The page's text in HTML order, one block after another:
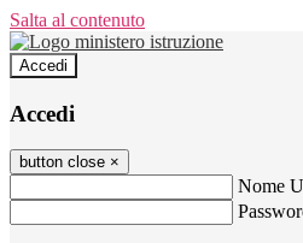
Salta al contenuto
Accedi
Accedi
button close ×
Nome